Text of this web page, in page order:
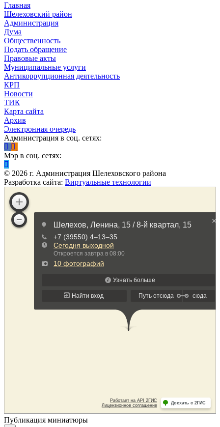
Главная
Шелеховский район
Администрация
Дума
Общественность
Подать обращение
Правовые акты
Муниципальные услуги
Антикоррупционная деятельность
КРП
Новости
ТИК
Карта сайта
Архив
Электронная очередь
Администрация в соц. сетях:
Мэр в соц. сетях:
© 2026 г. Администрация Шелеховского района
Разработка сайта: Виртуальные технологии
Публикация миниатюры